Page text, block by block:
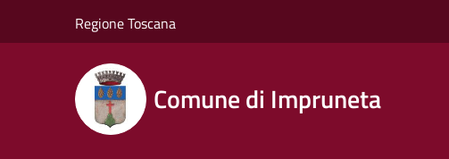
Regione Toscana
Comune di Impruneta